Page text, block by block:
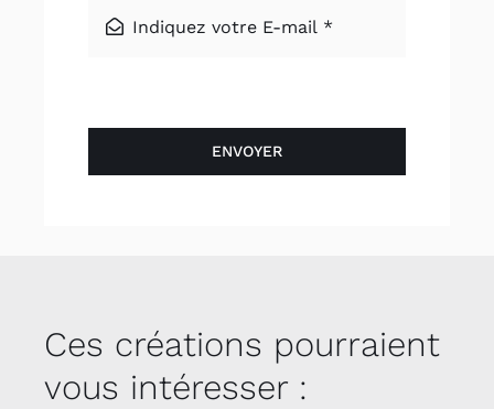
ENVOYER
Ces créations pourraient
vous intéresser :